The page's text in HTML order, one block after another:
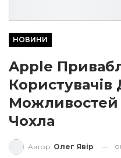
НОВИНИ
Apple
Можливостей
Чохла
Автор Олег Явір